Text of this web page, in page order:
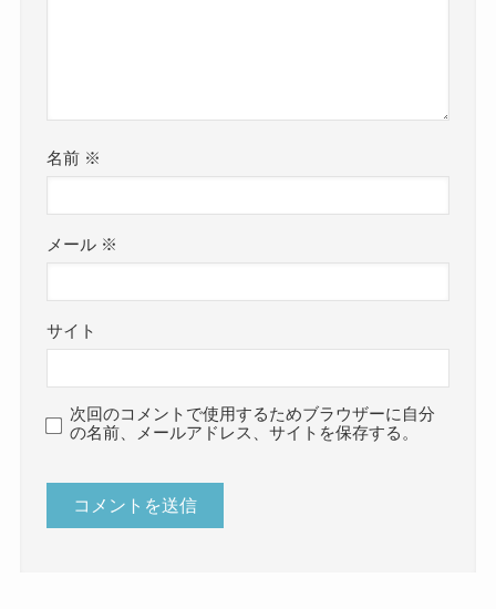
名前 ※
メール ※
サイト
次回のコメントで使用するためブラウザーに自分
の名前、メールアドレス、サイトを保存する。